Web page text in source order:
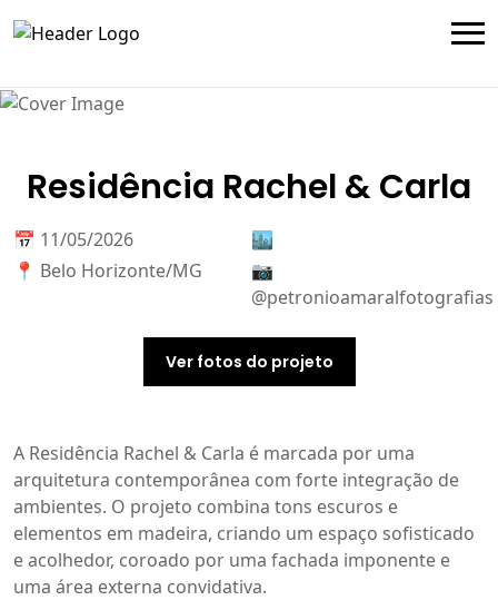
Residência Rachel & Carla
📅 11/05/2026
🏙️
📍 Belo Horizonte/MG
📷
@petronioamaralfotografias
Ver fotos do projeto
A Residência Rachel & Carla é marcada por uma
arquitetura contemporânea com forte integração de
ambientes. O projeto combina tons escuros e
elementos em madeira, criando um espaço sofisticado
e acolhedor, coroado por uma fachada imponente e
uma área externa convidativa.